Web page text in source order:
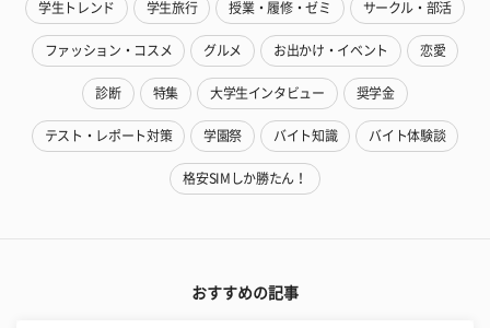
学生トレンド 学生旅行 授業・履修・ゼミ サークル・部活
ファッション・コスメ グルメ お出かけ・イベント 恋愛
診断 特集 大学生インタビュー 奨学金
テスト・レポート対策 学園祭 バイト知識 バイト体験談
格安SIMしか勝たん！
おすすめの記事